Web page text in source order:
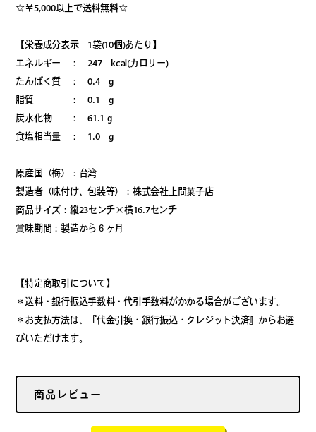
☆￥5,000以上で送料無料☆
【栄養成分表示 1袋(10個)あたり】
エネルギー ： 247 kcal(カロリー)
たんぱく質 ： 0.4 g
脂質 ： 0.1 g
炭水化物 ： 61.1 g
食塩相当量 ： 1.0 g
原産国（梅）：台湾
製造者（味付け、包装等）：株式会社上間菓子店
商品サイズ：縦23センチ×横16.7センチ
賞味期間：製造から６ヶ月
【特定商取引について】
＊送料・銀行振込手数料・代引手数料がかかる場合がございます。
＊お支払方法は、『代金引換・銀行振込・クレジット決済』からお選
びいただけます。
商品レビュー